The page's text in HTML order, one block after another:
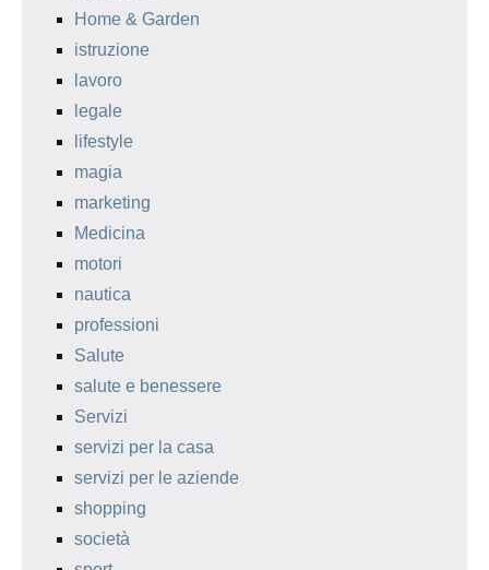
Home & Garden
istruzione
lavoro
legale
lifestyle
magia
marketing
Medicina
motori
nautica
professioni
Salute
salute e benessere
Servizi
servizi per la casa
servizi per le aziende
shopping
società